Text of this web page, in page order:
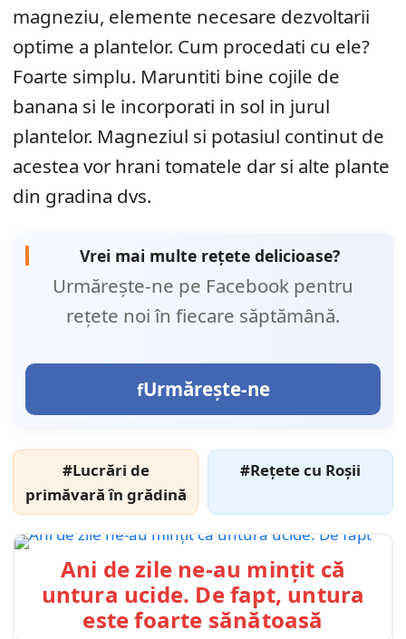
magneziu, elemente necesare dezvoltarii
optime a plantelor. Cum procedati cu ele?
Foarte simplu. Maruntiti bine cojile de
banana si le incorporati in sol in jurul
plantelor. Magneziul si potasiul continut de
acestea vor hrani tomatele dar si alte plante
din gradina dvs.
Vrei mai multe rețete delicioase?
Urmărește-ne pe Facebook pentru
rețete noi în fiecare săptămână.
Urmărește-ne
#Lucrări de
primăvară în grădină
#Rețete cu Roșii
Ani de zile ne-au mințit că
untura ucide. De fapt, untura
este foarte sănătoasă